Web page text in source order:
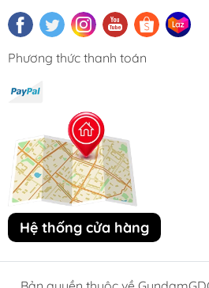
Phương thức thanh toán
Hệ thống cửa hàng